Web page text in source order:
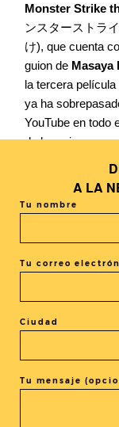
Monster Strike
ンスターストラ
け), que cuenta
guion de Masaya
la tercera película
ya ha
YouTube en todo
de la serie que
Finalmente,
Rescate a toda
A LA
Tu nombre
Tu correo
Ciudad
Tu mensaje